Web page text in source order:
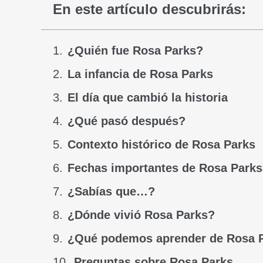
En este artículo descubrirás:
¿Quién fue Rosa Parks?
La infancia de Rosa Parks
El día que cambió la historia
¿Qué pasó después?
Contexto histórico de Rosa Parks
Fechas importantes de Rosa Parks
¿Sabías que…?
¿Dónde vivió Rosa Parks?
¿Qué podemos aprender de Rosa